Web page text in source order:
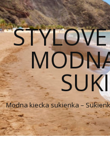
Modna kiecka sukienka –